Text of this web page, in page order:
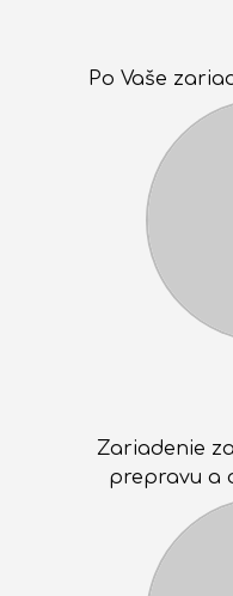
Po Vaše
Zariadenie
prepravu a